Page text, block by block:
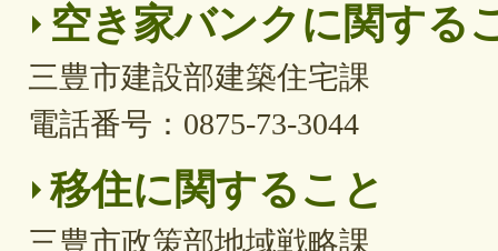
空き家バンクに関する
三豊市建設部建築住宅課
電話番号：0875-73-3044
移住に関すること
三豊市政策部地域戦略課